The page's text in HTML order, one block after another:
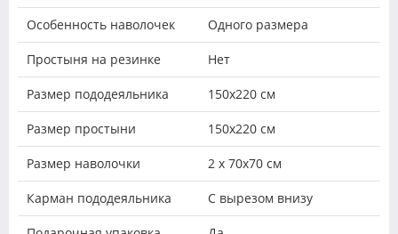
Особенность наволочек Одного размера
Простыня на резинке Нет
Размер пододеяльника 150х220 см
Размер простыни 150х220 см
Размер наволочки 2 х 70х70 см
Карман пододеяльника С вырезом внизу